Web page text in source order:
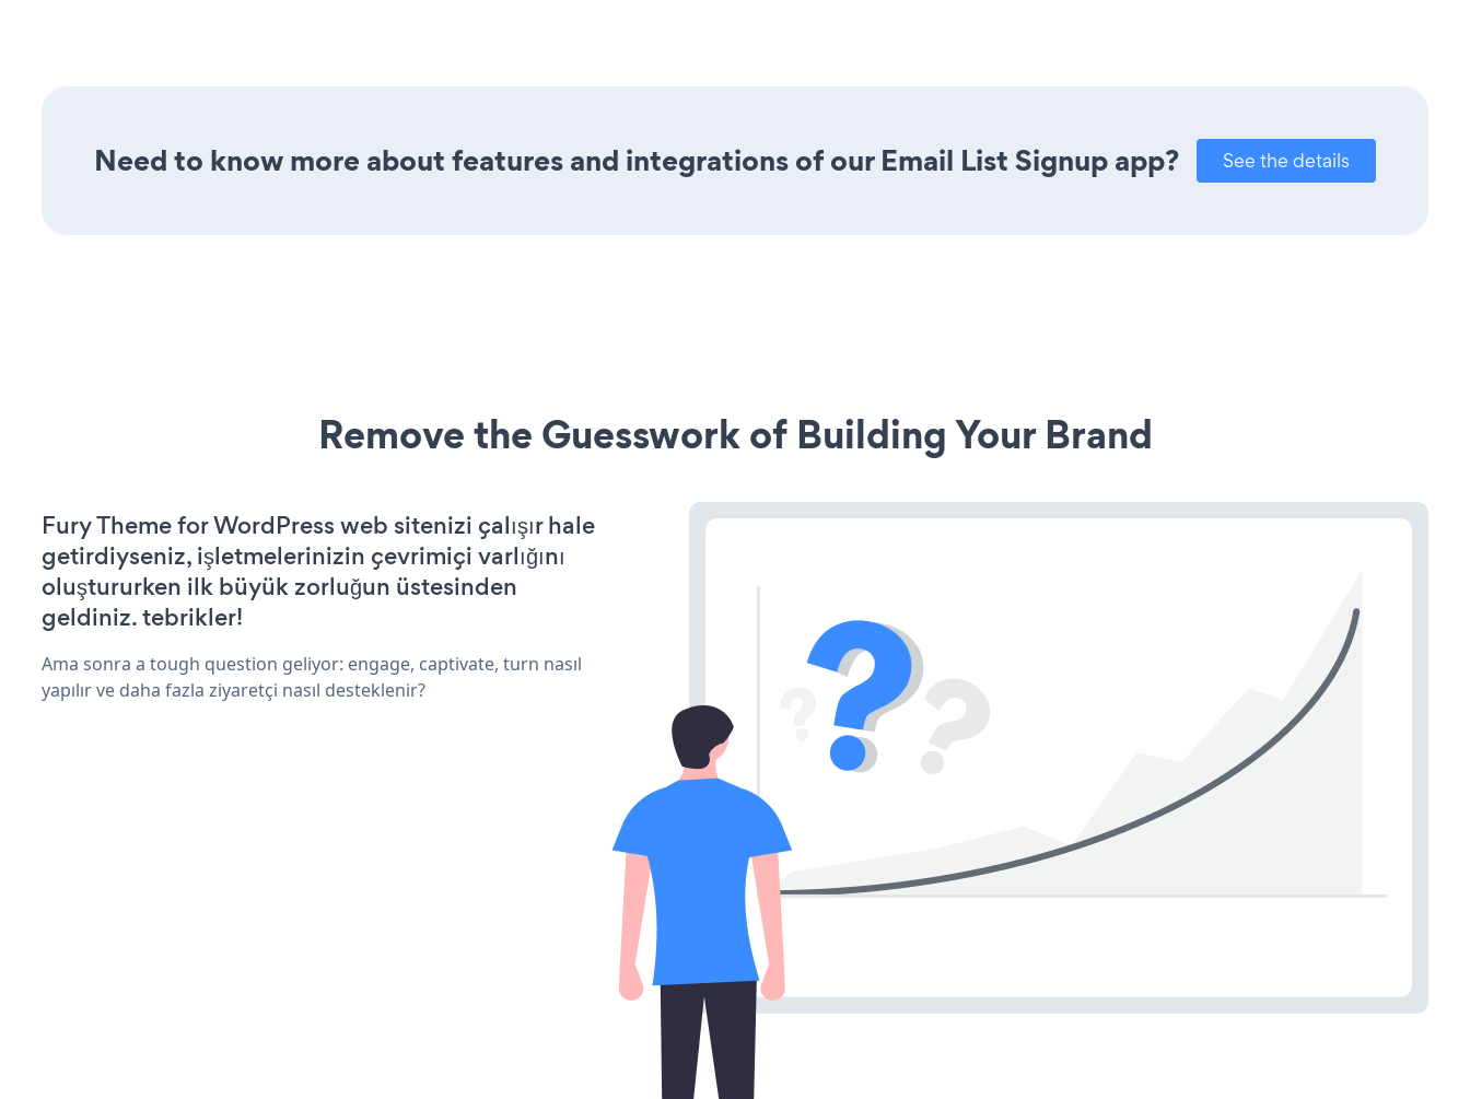
Need to know more about features and integrations of our Email List Signup app? See the details
Remove the Guesswork of Building Your Brand
Fury Theme for WordPress web sitenizi çalışır hale
getirdiyseniz, işletmelerinizin çevrimiçi varlığını
oluştururken ilk büyük zorluğun üstesinden
geldiniz. tebrikler!
Ama sonra a tough question geliyor: engage, captivate, turn nasıl
yapılır ve daha fazla ziyaretçi nasıl desteklenir?